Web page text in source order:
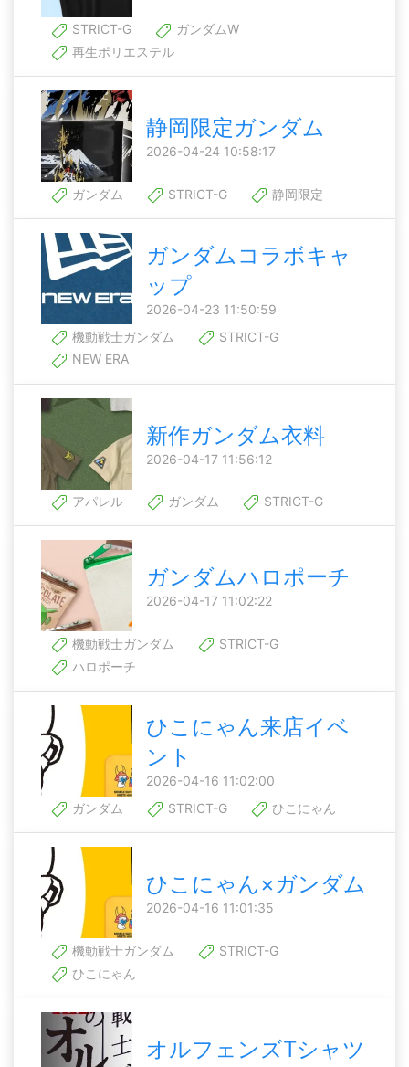
STRICT-G
ガンダムW
再生ポリエステル
静岡限定ガンダム
2026-04-24 10:58:17
ガンダム STRICT-G 静岡限定
ガンダムコラボキャ
ップ
2026-04-23 11:50:59
機動戦士ガンダム
STRICT-G
NEW ERA
新作ガンダム衣料
2026-04-17 11:56:12
アパレル ガンダム STRICT-G
ガンダムハロポーチ
2026-04-17 11:02:22
機動戦士ガンダム
STRICT-G
ハロポーチ
ひこにゃん来店イベ
ント
2026-04-16 11:02:00
ガンダム
STRICT-G ひこにゃん
ひこにゃん×ガンダム
2026-04-16 11:01:35
機動戦士ガンダム
STRICT-G
ひこにゃん
オルフェンズTシャツ